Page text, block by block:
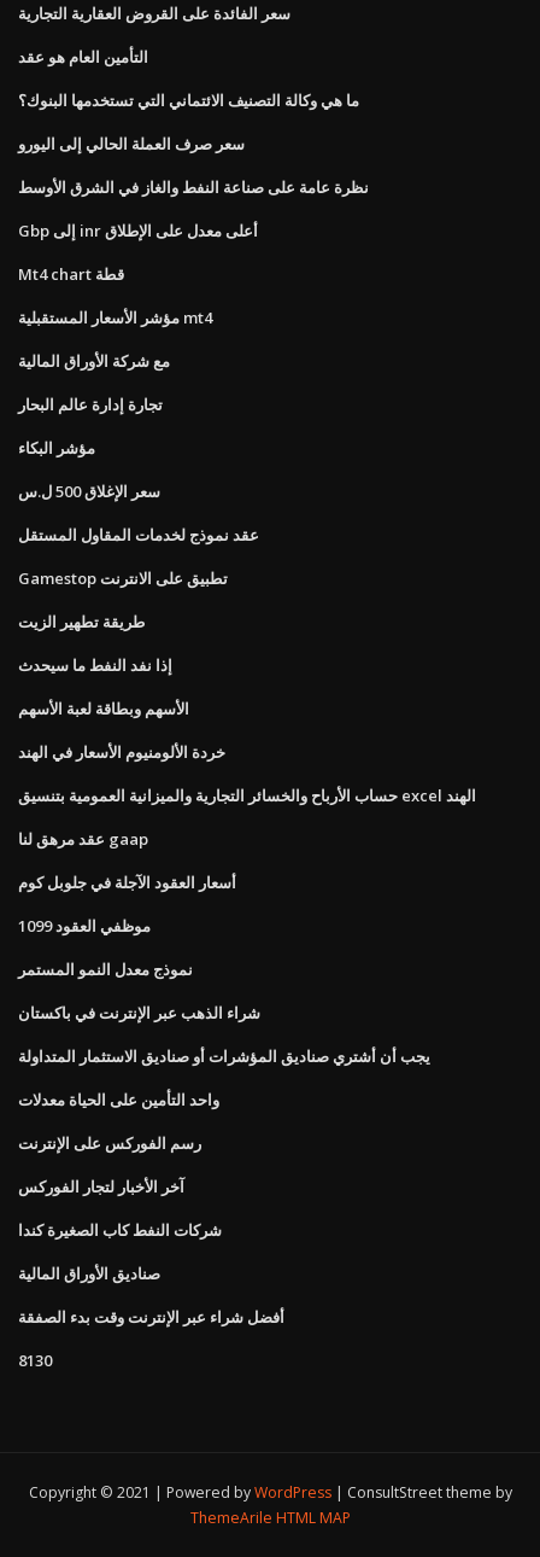
سعر الفائدة على القروض العقارية التجارية
التأمين العام هو عقد
ما هي وكالة التصنيف الائتماني التي تستخدمها البنوك؟
سعر صرف العملة الحالي إلى اليورو
نظرة عامة على صناعة النفط والغاز في الشرق الأوسط
Gbp إلى inr أعلى معدل على الإطلاق
Mt4 chart قطة
مؤشر الأسعار المستقبلية mt4
مع شركة الأوراق المالية
تجارة إدارة عالم البحار
مؤشر البكاء
سعر الإغلاق 500 ل.س
عقد نموذج لخدمات المقاول المستقل
Gamestop تطبيق على الانترنت
طريقة تطهير الزيت
إذا نفد النفط ما سيحدث
الأسهم وبطاقة لعبة الأسهم
خردة الألومنيوم الأسعار في الهند
حساب الأرباح والخسائر التجارية والميزانية العمومية بتنسيق excel الهند
عقد مرهق لنا gaap
أسعار العقود الآجلة في جلوبل كوم
موظفي العقود 1099
نموذج معدل النمو المستمر
شراء الذهب عبر الإنترنت في باكستان
يجب أن أشتري صناديق المؤشرات أو صناديق الاستثمار المتداولة
واحد التأمين على الحياة معدلات
رسم الفوركس على الإنترنت
آخر الأخبار لتجار الفوركس
شركات النفط كاب الصغيرة كندا
صناديق الأوراق المالية
أفضل شراء عبر الإنترنت وقت بدء الصفقة
8130
Copyright © 2021 | Powered byWordPress
ConsultStreet theme by
ThemeArile HTML MAP